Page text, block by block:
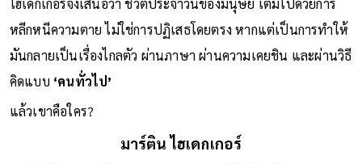
ไฮเดกเกอร์จึงเสนอว่า ชีวิตประจำวันของมนุษย์ เต็มไปด้วยการ
หลีกหนีความตาย ไม่ใช่การปฏิเสธโดยตรง หากแต่เป็นการทำให้
มันกลายเป็นเรื่องไกลตัว ผ่านภาษา ผ่านความเคยชิน และผ่านวิธี
คิดแบบ ‘คนทั่วไป’
แล้วเขาคือใคร?
มาร์ติน ไฮเดกเกอร์